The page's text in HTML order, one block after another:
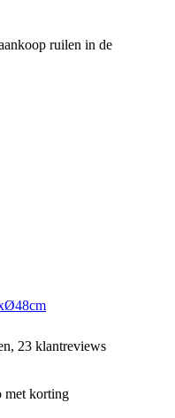
ruilen in de
23 klantreviews
met korting